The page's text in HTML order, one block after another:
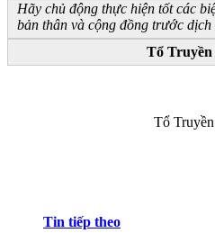
Hãy chủ động thực hiện tốt các
bản thân và cộng đồng trước
Tổ Truyền Thông –
Tổ
Tin tiếp theo